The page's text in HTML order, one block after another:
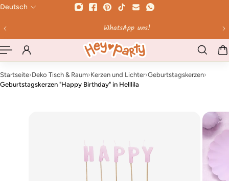
WhatsApp uns!
Deutsch
Startseite›Deko Tisch & Raum›Kerzen und Lichter›Geburtstagskerzen›
Geburtstagskerzen "Happy Birthday" in Helllila